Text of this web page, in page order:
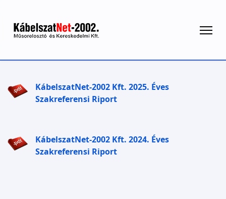
KábelszatNet-2002 Kft. 2025. Éves
Szakreferensi Riport
KábelszatNet-2002 Kft. 2024. Éves
Szakreferensi Riport